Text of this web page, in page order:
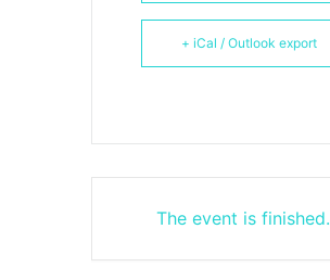
+ iCal / Outlook export
The event is finished.